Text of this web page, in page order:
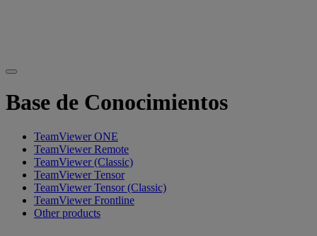
Base de Conocimientos
TeamViewer ONE
TeamViewer Remote
TeamViewer (Classic)
TeamViewer Tensor
TeamViewer Tensor (Classic)
TeamViewer Frontline
Other products